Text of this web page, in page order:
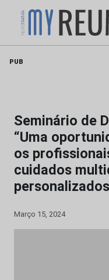
PUB
Seminário de
“Uma
os
cuidados
Março 15, 2024